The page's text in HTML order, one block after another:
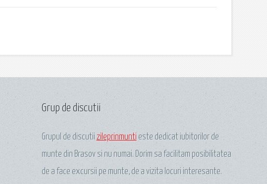
Grup de discutii
Grupul de discutiizileprinmuntieste dedicat iubitorilor de
munte din Brasov si nu numai. Dorim sa facilitam posibilitatea
de a face excursii pe munte, de a vizita locuri interesante.